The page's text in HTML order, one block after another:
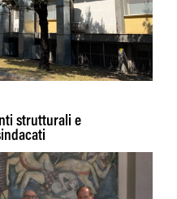
strutturali e